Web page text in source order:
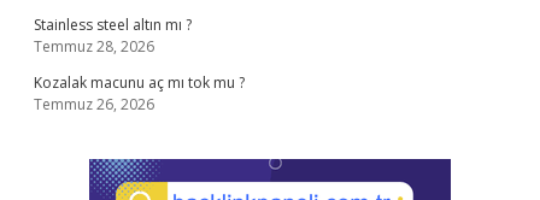
Stainless steel altın mı ?
Temmuz 28, 2026
Kozalak macunu aç mı tok mu ?
Temmuz 26, 2026